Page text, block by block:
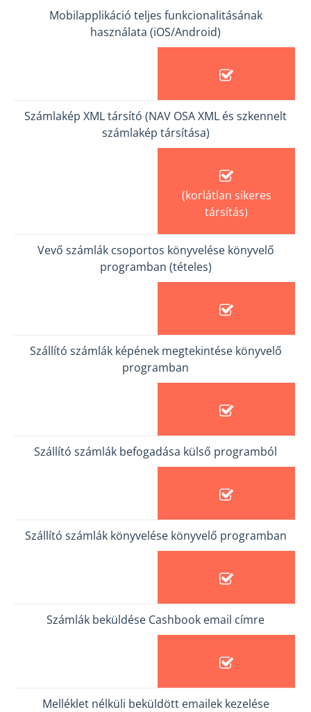
Mobilapplikáció teljes funkcionalitásának
használata (iOS/Android)
Számlakép XML társító (NAV OSA XML és szkennelt
számlakép társítása)
(korlátlan sikeres
társítás)
Vevő számlák csoportos könyvelése könyvelő
programban (tételes)
Szállító számlák képének megtekintése könyvelő
programban
Szállító számlák befogadása külső programból
Szállító számlák könyvelése könyvelő programban
Számlák beküldése Cashbook email címre
Melléklet nélküli beküldött emailek kezelése